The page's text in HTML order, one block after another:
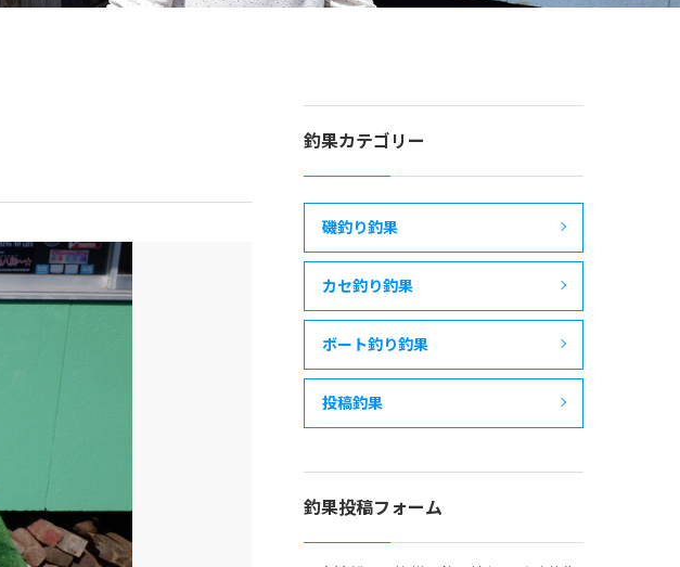
釣果カテゴリー
磯釣り釣果
カセ釣り釣果
ボート釣り釣果
投稿釣果
釣果投稿フォーム